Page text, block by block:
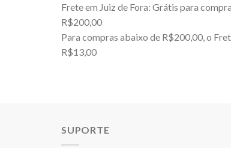
Frete em Juiz de Fora: Grátis para
R$200,00
Para compras abaixo de R$200,00, o
R$13,00
SUPORTE